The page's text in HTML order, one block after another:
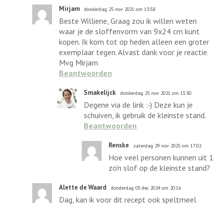
Mirjam donderdag 25 nov 2021 om 13:58
Beste Williene, Graag zou ik willen weten
waar je de sloffenvorm van 9x24 cm kunt
kopen. Ik kom tot op heden alleen een groter
exemplaar tegen. Alvast dank voor je reactie.
Mvg Mirjam
Beantwoorden
Smakelijck donderdag 25 nov 2021 om 15:30
Degene via de link :-) Deze kun je
schuiven, ik gebruik de kleinste stand.
Beantwoorden
Renske zaterdag 29 nov 2025 om 17:02
Hoe veel personen kunnen uit 1
zo'n slof op de kleinste stand?
Alette de Waard donderdag 05 dec 2024 om 20:16
Dag, kan ik voor dit recept ook speltmeel